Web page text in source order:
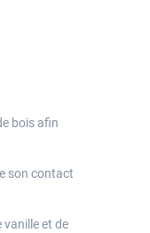
bois afin
son contact
vanille et de